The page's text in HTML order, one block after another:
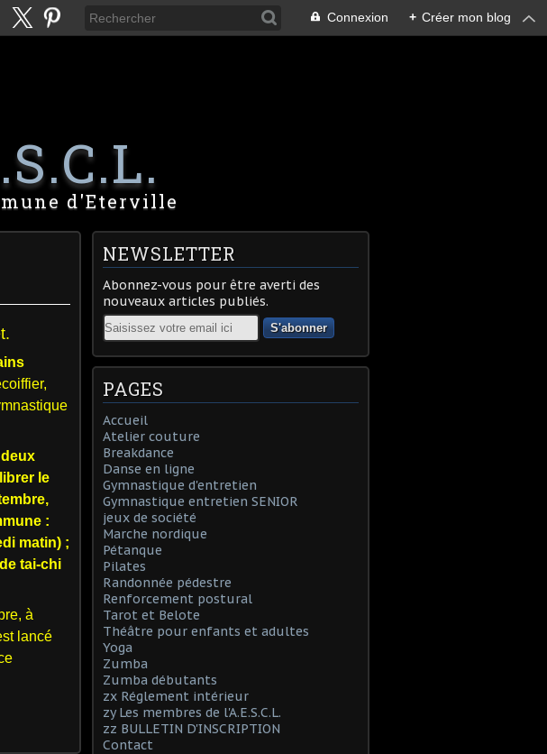
Connexion + Créer mon blog
d'Eterville
le
:
matin) ;
tai-chi
à
lancé
NEWSLETTER
Abonnez-vous pour être averti des
nouveaux articles publiés.
Email
PAGES
Accueil
Atelier couture
Breakdance
Danse en ligne
Gymnastique d'entretien
Gymnastique entretien SENIOR
jeux de société
Marche nordique
Pétanque
Pilates
Randonnée pédestre
Renforcement postural
Tarot et Belote
Théâtre pour enfants et adultes
Yoga
Zumba
Zumba débutants
zx Réglement intérieur
zy Les membres de l'A.E.S.C.L.
zz BULLETIN D'INSCRIPTION
Contact